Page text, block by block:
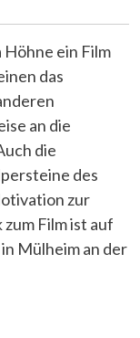
ein Film
das
an die
die
des
zur
Film ist auf
Mülheim an der